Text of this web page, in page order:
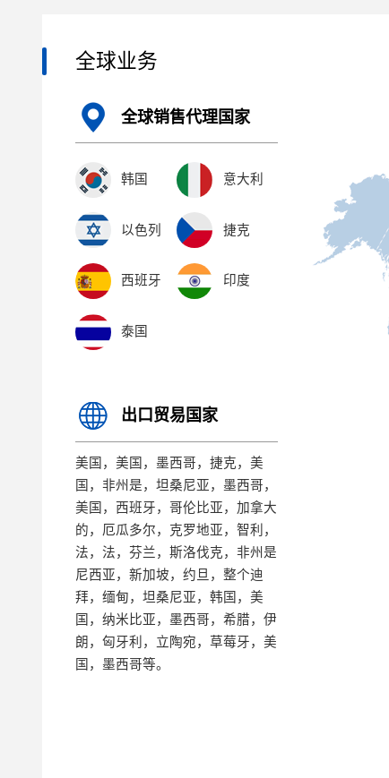
全球业务
全球销售代理国家
韩国 意大利
以色列 捷克
西班牙 印度
泰国
出口贸易国家
美国，美国，墨西哥，捷克，美
国，非州是，坦桑尼亚，墨西哥，
美国，西班牙，哥伦比亚，加拿大
的，厄瓜多尔，克罗地亚，智利，
法，法，芬兰，斯洛伐克，非州是
尼西亚，新加坡，约旦，整个迪
拜，缅甸，坦桑尼亚，韩国，美
国，纳米比亚，墨西哥，希腊，伊
朗，匈牙利，立陶宛，草莓牙，美
国，墨西哥等。